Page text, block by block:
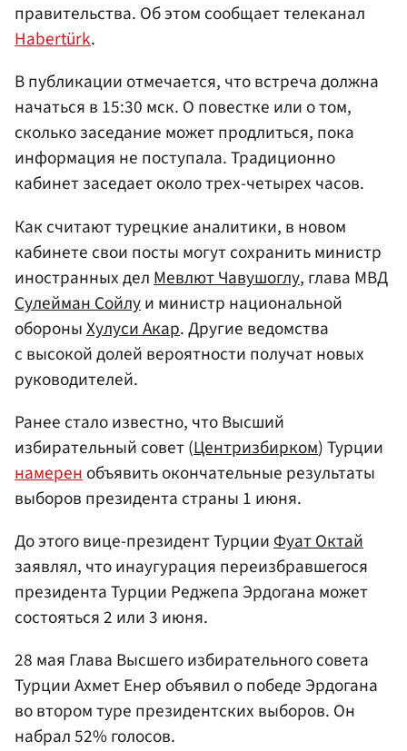
правительства. Об этом сообщает телеканал
Habertürk.
В публикации отмечается, что встреча должна
начаться в 15:30 мск. О повестке или о том,
сколько заседание может продлиться, пока
информация не поступала. Традиционно
кабинет заседает около трех-четырех часов.
Как считают турецкие аналитики, в новом
кабинете свои посты могут сохранить министр
иностранных дел Мевлют Чавушоглу, глава МВД
Сулейман Сойлуи министр национальной
обороныХулуси Акар. Другие ведомства
с высокой долей вероятности получат новых
руководителей.
Ранее стало известно, что Высший
избирательный совет (Центризбирком) Турции
намеренобъявить окончательные результаты
выборов президента страны 1 июня.
До этого вице-президент ТурцииФуат Октай
заявлял, что инаугурация переизбравшегося
президента Турции Реджепа Эрдогана может
состояться 2 или 3 июня.
28 мая Глава Высшего избирательного совета
Турции Ахмет Енер объявил о победе Эрдогана
во втором туре президентских выборов. Он
набрал 52% голосов.